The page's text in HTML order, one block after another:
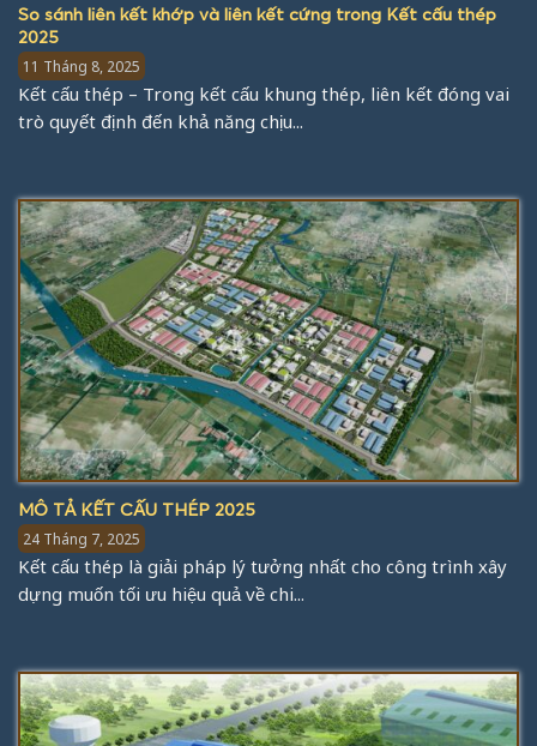
So sánh liên kết khớp và liên kết cứng trong Kết cấu thép
2025
11 Tháng 8, 2025
Kết cấu thép – Trong kết cấu khung thép, liên kết đóng vai
trò quyết định đến khả năng chịu...
MÔ TẢ KẾT CẤU THÉP 2025
24 Tháng 7, 2025
Kết cấu thép là giải pháp lý tưởng nhất cho công trình xây
dựng muốn tối ưu hiệu quả về chi...